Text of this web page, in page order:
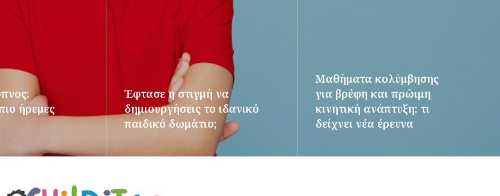
ήρεμες
Έφτασε η στιγμή να
δημιουργήσεις το ιδανικό
παιδικό δωμάτιο;
Μαθήματα κολύμβησης
για βρέφη και πρώιμη
κινητική ανάπτυξη: τι
δείχνει νέα έρευνα